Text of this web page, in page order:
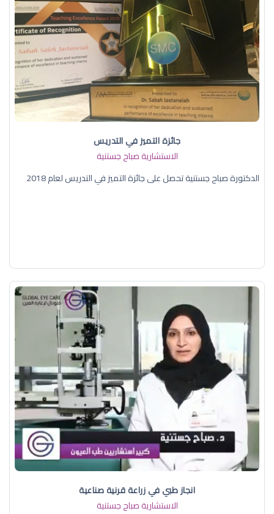
جائزة التميز في التدريس
الاستشارية صباح جستنية
الدكتورة صباح جستنية تحصل على جائزة التميز في التدريس لعام 2018
انجاز طبي في زراعة قرنية صناعية
الاستشارية صباح جستنية